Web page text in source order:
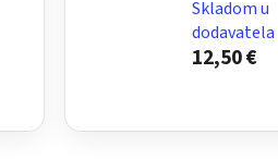
Skladom u
dodavatela
12,50 €